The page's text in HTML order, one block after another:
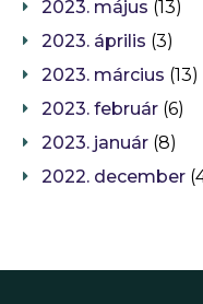
2023. május (13)
2023. április (3)
2023. március (13)
2023. február (6)
2023. január (8)
2022. december